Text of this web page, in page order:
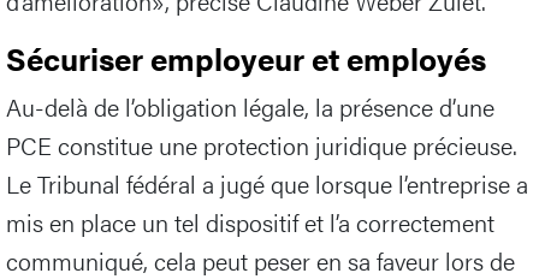
Sécuriser employeur et employés
Au-delà de l’obligation légale, la présence d’une
PCE constitue une protection juridique précieuse.
Le Tribunal fédéral a jugé que lorsque l’entreprise a
mis en place un tel dispositif et l’a correctement
communiqué, cela peut peser en sa faveur lors de